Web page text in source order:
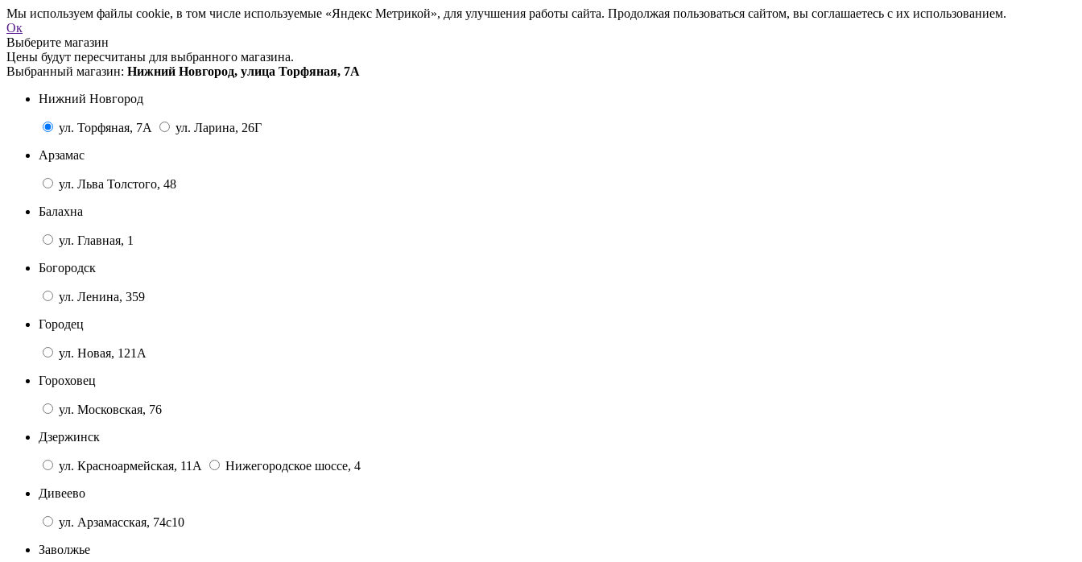
Мы используем файлы cookie, в том числе используемые «Яндекс Метрикой», для улучшения работы сайта. Продолжая пользоваться сайтом, вы соглашаетесь с их использованием.
Ок
Выберите магазин
Цены будут пересчитаны для выбранного магазина.
Выбранный магазин: Нижний Новгород, улица Торфяная, 7А
Нижний Новгород
ул. Торфяная, 7А
ул. Ларина, 26Г
Арзамас
ул. Льва Толстого, 48
Балахна
ул. Главная, 1
Богородск
ул. Ленина, 359
Городец
ул. Новая, 121А
Гороховец
ул. Московская, 76
Дзержинск
ул. Красноармейская, 11А
Нижегородское шоссе, 4
Дивеево
ул. Арзамасская, 74с10
Заволжье